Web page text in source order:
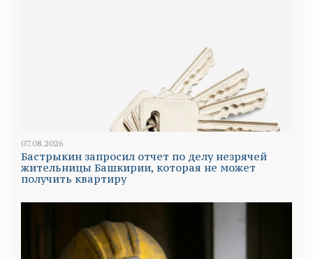
07.08.2026
Бастрыкин запросил отчет по делу незрячей
жительницы Башкирии, которая не может
получить квартиру